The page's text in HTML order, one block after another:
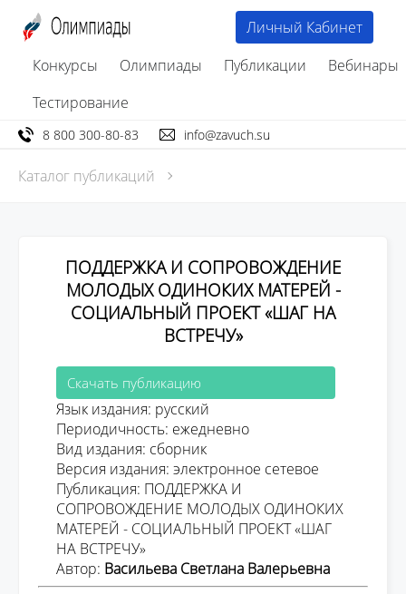
Конкурсы Олимпиады Публикации
Вебинары
Тестирование
Личный Кабинет
8 800 300-80-83 info@zavuch.su
Каталог публикаций
ПОДДЕРЖКА И СОПРОВОЖДЕНИЕ
МОЛОДЫХ ОДИНОКИХ МАТЕРЕЙ -
СОЦИАЛЬНЫЙ ПРОЕКТ «ШАГ НА
ВСТРЕЧУ»
Скачать публикацию
Язык издания: русский
Периодичность: ежедневно
Вид издания: сборник
Версия издания: электронное сетевое
Публикация: ПОДДЕРЖКА И
СОПРОВОЖДЕНИЕ МОЛОДЫХ ОДИНОКИХ
МАТЕРЕЙ - СОЦИАЛЬНЫЙ ПРОЕКТ «ШАГ
НА ВСТРЕЧУ»
Автор: Васильева Светлана Валерьевна